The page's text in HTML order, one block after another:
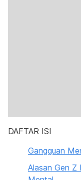
DAFTAR ISI
Gangguan
Alasan Gen Z